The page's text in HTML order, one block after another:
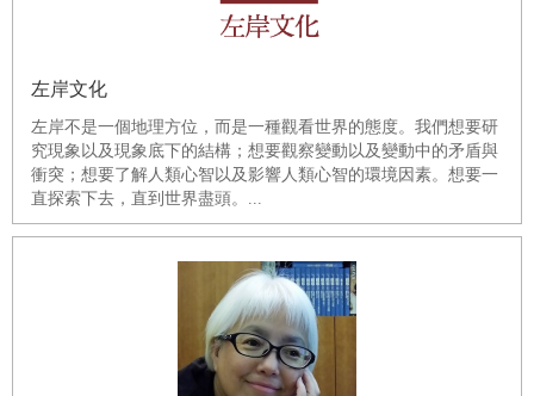
左岸文化
左岸不是一個地理方位，而是一種觀看世界的態度。我們想要研
究現象以及現象底下的結構；想要觀察變動以及變動中的矛盾與
衝突；想要了解人類心智以及影響人類心智的環境因素。想要一
直探索下去，直到世界盡頭。...